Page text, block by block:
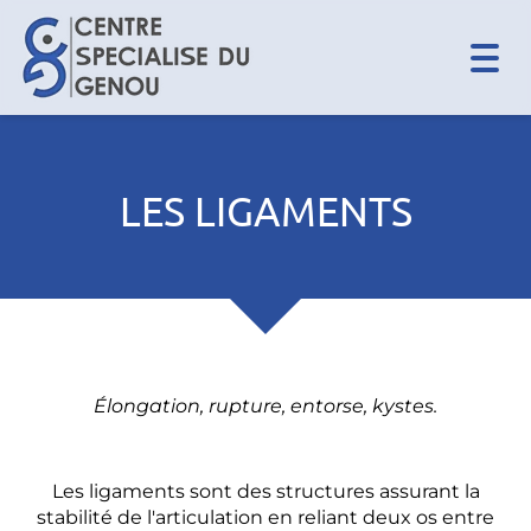
LES LIGAMENTS
Élongation, rupture, entorse, kystes.
Les ligaments sont des structures assurant la
stabilité de l'articulation en reliant deux os entre